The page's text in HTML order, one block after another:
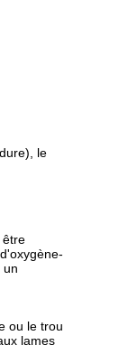
le
être
un
ou le trou
lames